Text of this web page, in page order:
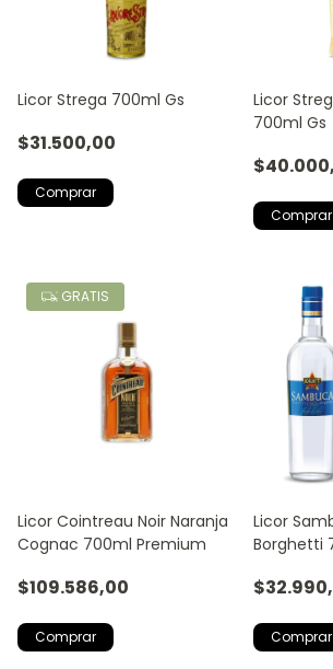
Licor Strega 700ml Gs
$31.500,00
Licor
700ml Gs
GRATIS
Licor Cointreau Noir Naranja
Cognac 700ml Premium
$109.586,00
Licor
Borghetti